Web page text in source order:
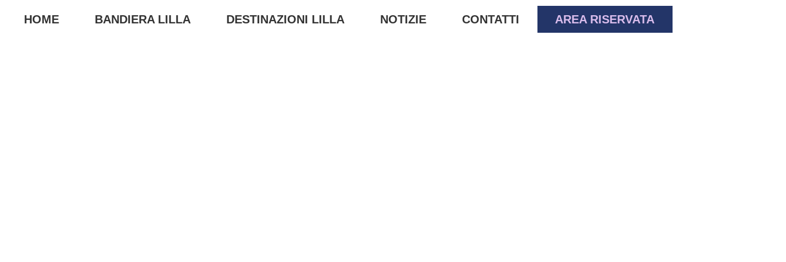
HOME BANDIERA LILLA DESTINAZIONI LILLA NOTIZIE CONTATTI AREA RISERVATA